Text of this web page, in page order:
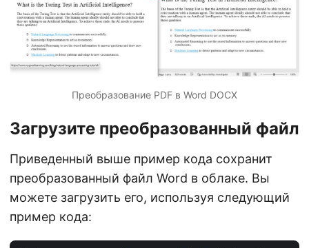
Преобразование PDF в Word DOCX
Загрузите преобразованный файл
Приведенный выше пример кода сохранит
преобразованный файл Word в облаке. Вы
можете загрузить его, используя следующий
пример кода: